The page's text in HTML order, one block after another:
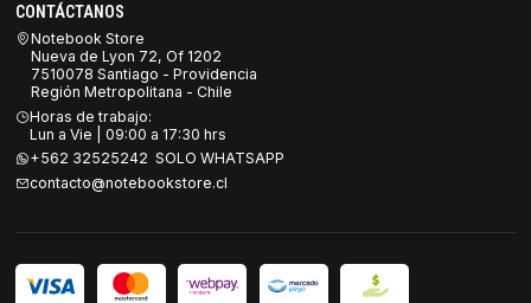
CONTÁCTANOS
Notebook Store
Nueva de Lyon 72, Of 1202
7510078 Santiago - Providencia
Región Metropolitana - Chile
Horas de trabajo:
Lun a Vie | 09:00 a 17:30 hrs
+562 32525242 SOLO WHATSAPP
contacto@notebookstore.cl